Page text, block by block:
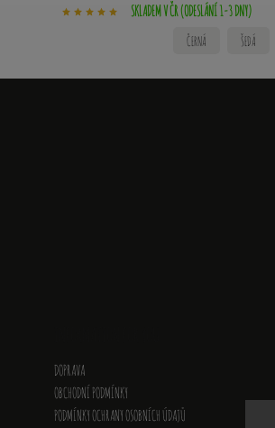
SKLADEM V ČR (ODESLÁNÍ 1-3 DNY)
ČERNÁ ŠEDÁ
DOPRAVA
OBCHODNÍ PODMÍNKY
PODMÍNKY OCHRANY OSOBNÍCH ÚDAJŮ